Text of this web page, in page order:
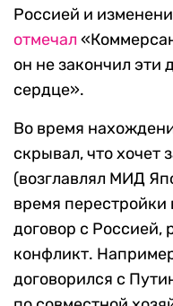
Россией и
отмечал
он не закончил эти
сердце».
Во время
скрывал, что хочет
(возглавлял МИД
время
договор с Россией,
конфликт.
договорился с